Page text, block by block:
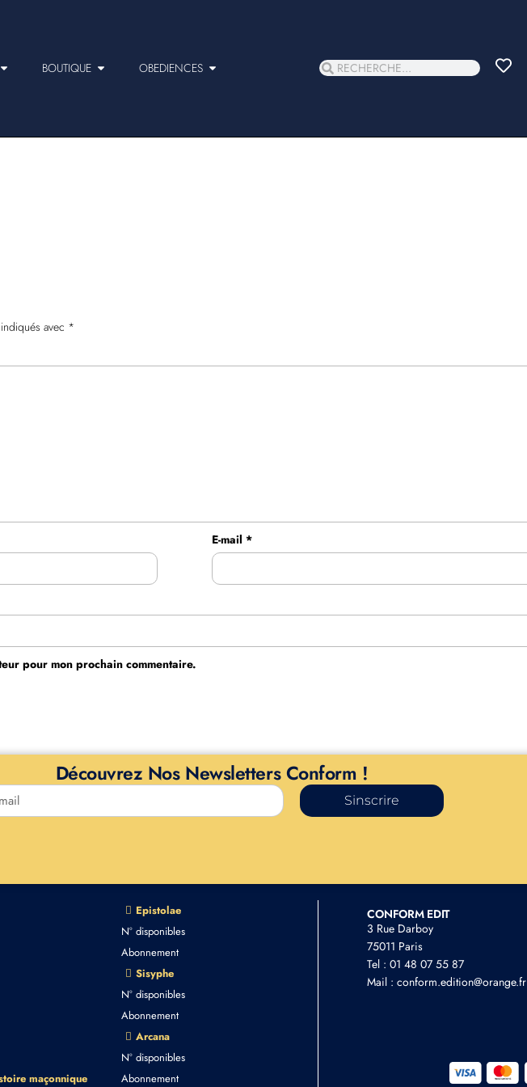
BOUTIQUE OBEDIENCES
avec *
E-mail *
pour mon prochain commentaire.
Découvrez Nos Newsletters Conform !
Sinscrire
maçonnique
Epistolae
N° disponibles
Abonnement
Sisyphe
N° disponibles
Abonnement
Arcana
N° disponibles
Abonnement
CONFORM EDIT
3 Rue Darboy
75011 Paris
Tel : 01 48 07 55 87
Mail : conform.edition@orange.fr